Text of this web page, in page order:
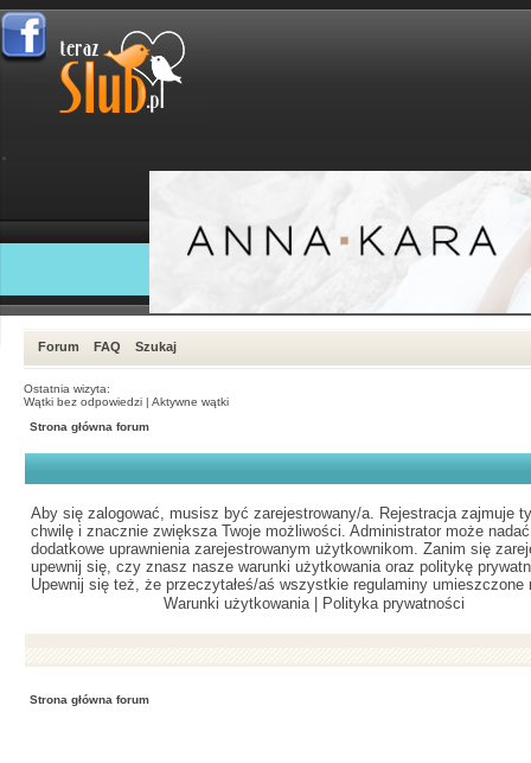
Forum FAQ Szukaj
Ostatnia wizyta:
Wątki bez odpowiedzi | Aktywne wątki
Strona główna forum
Aby się zalogować, musisz być zarejestrowany/a. Rejestracja zajmuje
chwilę i znacznie zwiększa Twoje możliwości. Administrator może nadać
dodatkowe uprawnienia zarejestrowanym użytkownikom. Zanim się
upewnij się, czy znasz nasze warunki użytkowania oraz politykę
Upewnij się też, że przeczytałeś/aś wszystkie regulaminy umieszczone
Warunki użytkowania| Polityka prywatności
Strona główna forum